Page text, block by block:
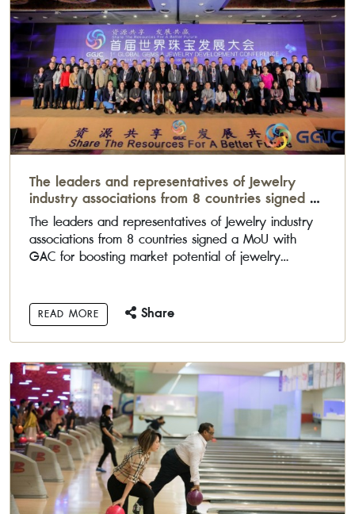
The leaders and representatives of Jewelry
industry associations from 8 countries signed a
MoU with GAC for boosting market potential of
jewelry industry among them
The leaders and representatives of Jewelry industry
associations from 8 countries signed a MoU with
GAC for boosting market potential of jewelry
READ MORE Share